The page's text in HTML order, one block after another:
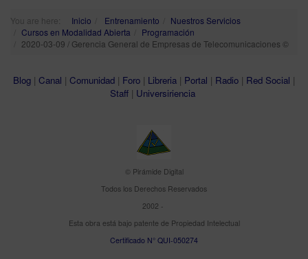
You are here: Inicio Entrenamiento
Nuestros Servicios
Cursos en Modalidad Abierta
Programación
2020-03-09 / Gerencia General de Empresas de Telecomunicaciones ©
Blog | Canal | Comunidad | Foro | Libreria | Portal | Radio | Red Social |
Staff | Universiriencia
© Pirámide Digital
Todos los Derechos Reservados
2002 -
Esta obra está bajo patente de Propiedad Intelectual
Certificado N° QUI-050274